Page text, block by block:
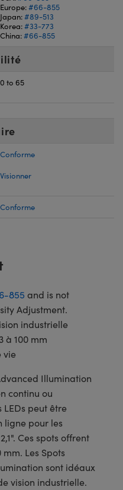
Europe:#66-855
Japan:#89-513
Korea:#33-773
China:#66-855
0 to 65
Conforme
Visionner
Conforme
855 and is not
Adjustment.
industrielle
à 100 mm
vie
Illumination
continu ou
LEDs peut être
ligne pour les
Ces spots offrent
Les Spots
sont idéaux
vision industrielle.